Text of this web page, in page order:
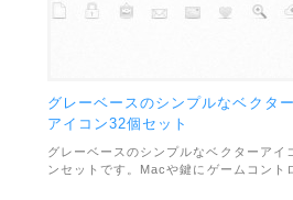
グレーベースのシンプルなベクタ
アイコン32個セット
グレーベースのシンプルなベクターアイ
ンセットです。Macや鍵にゲームコント